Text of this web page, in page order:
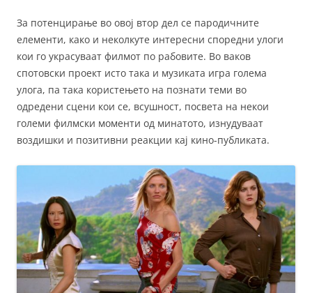
За потенцирање во овој втор дел се пародичните
елементи, како и неколкуте интересни споредни улоги
кои го украсуваат филмот по рабовите. Во ваков
спотовски проект исто така и музиката игра голема
улога, па така користењето на познати теми во
одредени сцени кои се, всушност, посвета на некои
големи филмски моменти од минатото, изнудуваат
воздишки и позитивни реакции кај кино-публиката.